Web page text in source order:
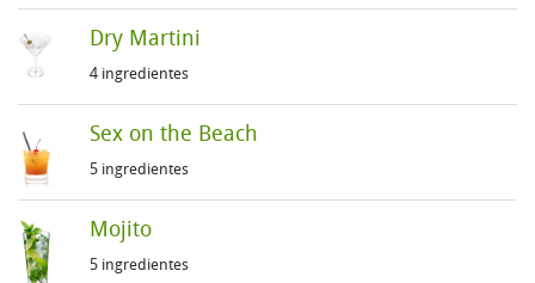
Dry Martini
4 ingredientes
Sex on the Beach
5 ingredientes
Mojito
5 ingredientes